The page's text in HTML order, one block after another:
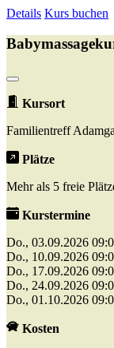
Details Kurs buchen
Kursort
Familientreff
Plätze
Mehr als 5 freie
Kurstermine
Do., 03.09.2026
Do., 10.09.2026
Do., 17.09.2026
Do., 24.09.2026
Do., 01.10.2026
Kosten